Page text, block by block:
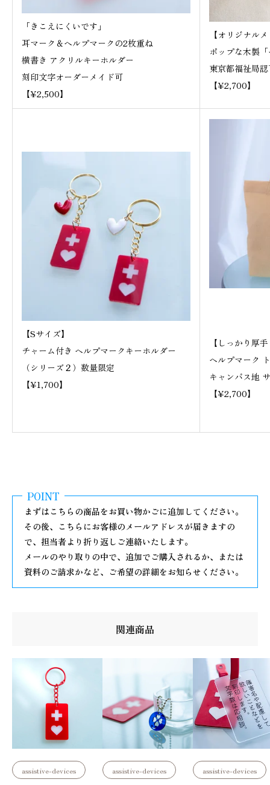
「きこえにくいです」
耳マーク＆ヘルプマークの2枚重ね
横書き アクリルキーホルダー
刻印文字オーダーメイド可
【¥2,500】
【オリジナル
ポップな木製
東京都福祉局
【¥2,700】
【Sサイズ】
チャーム付き ヘルプマークキーホルダー
（シリーズ２）数量限定
【¥1,700】
【しっかり厚
ヘルプマーク
キャンバス地
【¥2,700】
POINT
まずはこちらの商品をお買い物かごに追加してください。
その後、こちらにお客様のメールアドレスが届きますの
で、担当者より折り返しご連絡いたします。
メールのやり取りの中で、追加でご購入されるか、または
資料のご請求かなど、ご希望の詳細をお知らせください。
関連商品
assistive-devices assistive-devices assistive-devices